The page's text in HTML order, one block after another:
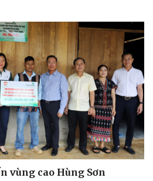
vùng cao Hùng Sơn